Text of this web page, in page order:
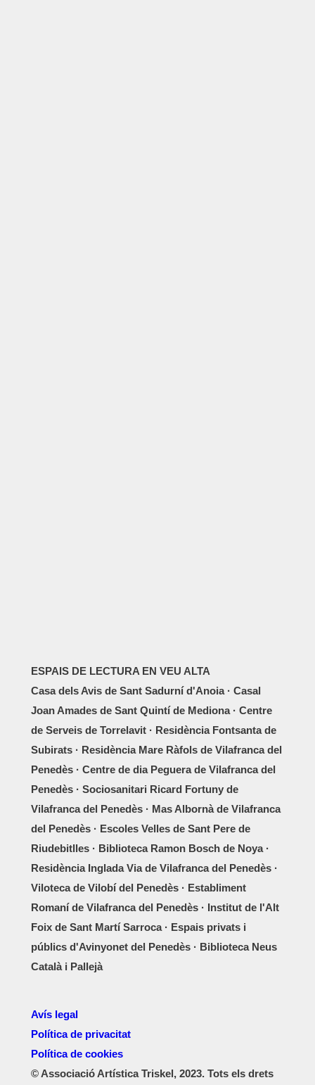
ESPAIS DE LECTURA EN VEU ALTA
Casa dels Avis de Sant Sadurní d'Anoia · Casal
Joan Amades de Sant Quintí de Mediona · Centre
de Serveis de Torrelavit · Residència Fontsanta de
Subirats · Residència Mare Ràfols de Vilafranca del
Penedès · Centre de dia Peguera de Vilafranca del
Penedès · Sociosanitari Ricard Fortuny de
Vilafranca del Penedès · Mas Albornà de Vilafranca
del Penedès · Escoles Velles de Sant Pere de
Riudebitlles · Biblioteca Ramon Bosch de Noya ·
Residència Inglada Via de Vilafranca del Penedès ·
Viloteca de Vilobí del Penedès · Establiment
Romaní de Vilafranca del Penedès · Institut de l'Alt
Foix de Sant Martí Sarroca · Espais privats i
públics d'Avinyonet del Penedès · Biblioteca Neus
Català i Pallejà
Avís legal
Política de privacitat
Política de cookies
© Associació Artística Triskel, 2023. Tots els drets